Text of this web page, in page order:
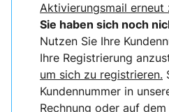
Aktivierungsmail erneut
Sie haben sich noch
Nutzen Sie Ihre
Ihre Registrierung
um sich zu registrieren.
Kundennummer in
Rechnung oder auf